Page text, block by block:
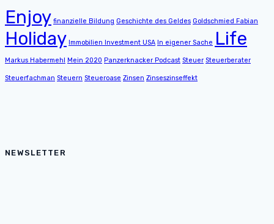
Enjoy finanzielle Bildung Geschichte des Geldes Goldschmied Fabian
Holiday Immobilien Investment USA In eigener Sache Life
Markus Habermehl Mein 2020 Panzerknacker Podcast Steuer Steuerberater
Steuerfachman Steuern Steueroase Zinsen Zinseszinseffekt
NEWSLETTER